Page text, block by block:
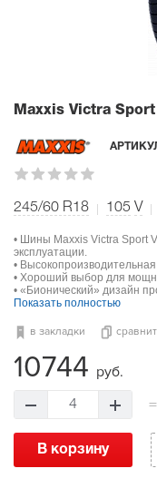
Maxxis Victra Sport
245/60 R18 105 V
• Шины Maxxis Victra Sport
эксплуатации.
•
• Хороший выбор для
• «Бионический» дизайн
Показать полностью
в закладки
10744 руб.
4 =
В корзину